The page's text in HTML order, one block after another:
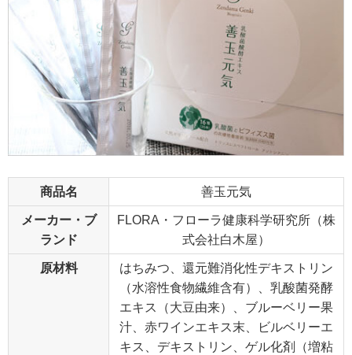
商品名 善玉元気
メーカー・ブ
ランド
FLORA・フローラ健康科学研究所（株
式会社白木屋）
原材料
はちみつ、還元難消化性デキストリン
（水溶性食物繊維含有）、乳酸菌発酵
エキス（大豆由来）、ブルーベリー果
汁、赤ワインエキス末、ビルベリーエ
キス、デキストリン、ゲル化剤（増粘